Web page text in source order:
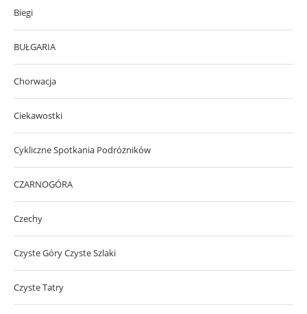
Biegi
BUŁGARIA
Chorwacja
Ciekawostki
Cykliczne Spotkania Podróżników
CZARNOGÓRA
Czechy
Czyste Góry Czyste Szlaki
Czyste Tatry